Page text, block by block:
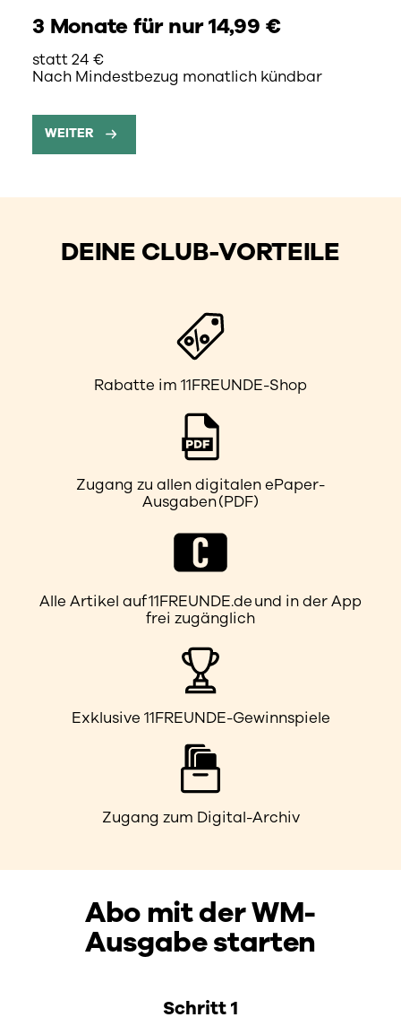
3 Monate für nur 14,99 €
statt 24 €
Nach Mindestbezug monatlich kündbar
WEITER
DEINE CLUB-VORTEILE
Rabatte im 11FREUNDE-Shop
Zugang zu allen digitalen ePaper-
Ausgaben (PDF)
Alle Artikel auf 11FREUNDE.de und in der App
frei zugänglich
Exklusive 11FREUNDE-Gewinnspiele
Zugang zum Digital-Archiv
Abo mit der WM-
Ausgabe starten
Schritt 1